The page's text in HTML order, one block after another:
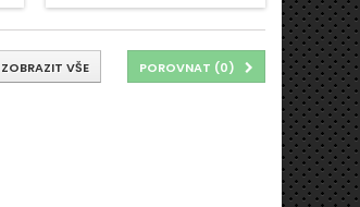
POROVNAT (0)
ZOBRAZIT VŠE